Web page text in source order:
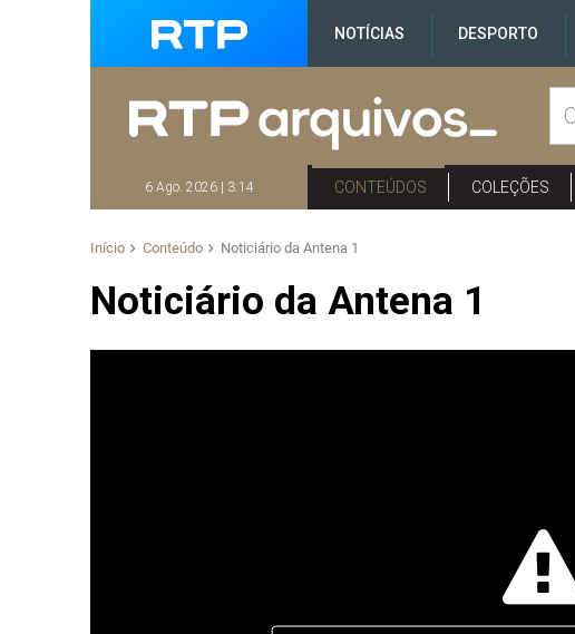
NOTÍCIAS DESPORTO
6 Ago. 2026 | 3:14 CONTEÚDOS COLEÇÕES
Início Conteúdo Noticiário da Antena 1
Noticiário da Antena 1